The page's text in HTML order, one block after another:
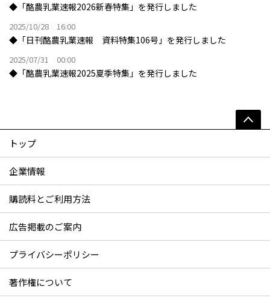
◆「酪農乳業速報2026新春特集」を発行しました
2025/10/28 16:00
◆「日刊酪農乳業速報 資料特集106号」を発行しました
2025/07/31 00:00
◆「酪農乳業速報2025夏季特集」を発行しました
トップ
企業情報
購読料とご利用方法
広告掲載のご案内
プライバシーポリシー
著作権について